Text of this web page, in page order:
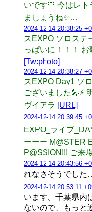
いです💙 今はレト
ましょうね✨️…
2024-12-14 20:38:25
スEXPO ソロステ
っぱいに！！！ お
[Tw:photo]
2024-12-14 20:38:27
スEXPO Day1 ソ
ございました🎤⚡️
ヴイアラ [URL]
2024-12-14 20:39:45
EXPO_ライブ
ーーー M@STER
P@SSION!!! ご来
2024-12-14 20:43:56
れなさそうでし
2024-12-14 20:53:11
います、千葉県内
ないので、もっと